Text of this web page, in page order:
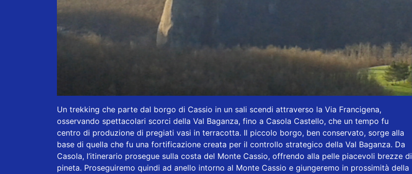
Un trekking che parte dal borgo di Cassio in un sali scendi attraverso la Via Francigena,
osservando spettacolari scorci della Val Baganza, fino a Casola Castello, che un tempo fu
centro di produzione di pregiati vasi in terracotta. Il piccolo borgo, ben conservato, sorge alla
base di quella che fu una fortificazione creata per il controllo strategico della Val Baganza. Da
Casola, l’itinerario prosegue sulla costa del Monte Cassio, offrendo alla pelle piacevoli brezze di
pineta. Proseguiremo quindi ad anello intorno al Monte Cassio e giungeremo in prossimità della